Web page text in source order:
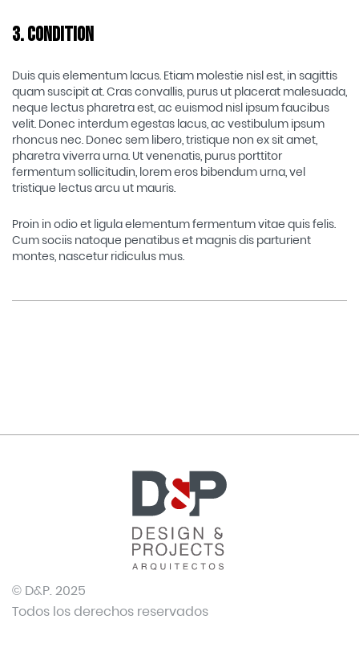
3. Condition
Duis quis elementum lacus. Etiam molestie nisl est, in sagittis
quam suscipit at. Cras convallis, purus ut placerat malesuada,
neque lectus pharetra est, ac euismod nisl ipsum faucibus
velit. Donec interdum egestas lacus, ac vestibulum ipsum
rhoncus nec. Donec sem libero, tristique non ex sit amet,
pharetra viverra urna. Ut venenatis, purus porttitor
fermentum sollicitudin, lorem eros bibendum urna, vel
tristique lectus arcu ut mauris.
Proin in odio et ligula elementum fermentum vitae quis felis.
Cum sociis natoque penatibus et magnis dis parturient
montes, nascetur ridiculus mus.
© D&P. 2025
Todos los derechos reservados